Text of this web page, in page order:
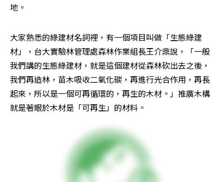
地。
大家熟悉的綠建材名詞裡，有一個項目叫做「生態綠建
材」，台大實驗林管理處森林作業組長王介鼎說，「一般
我們講的生態綠建材，就是這個建材從森林砍出去之後，
我們再造林，苗木吸收二氧化碳，再進行光合作用，再長
起來，所以是一個可再循環的，再生的木材。」推廣木構
就是著眼於木材是「可再生」的材料。